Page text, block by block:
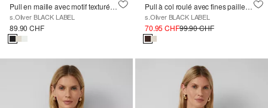
Pull en maille avec motif texturé à l'ourlet
s.Oliver BLACK LABEL
89.90 CHF
Pull à col roulé avec fines paillettes
s.Oliver BLACK LABEL
70.95 CHF99.90 CHF